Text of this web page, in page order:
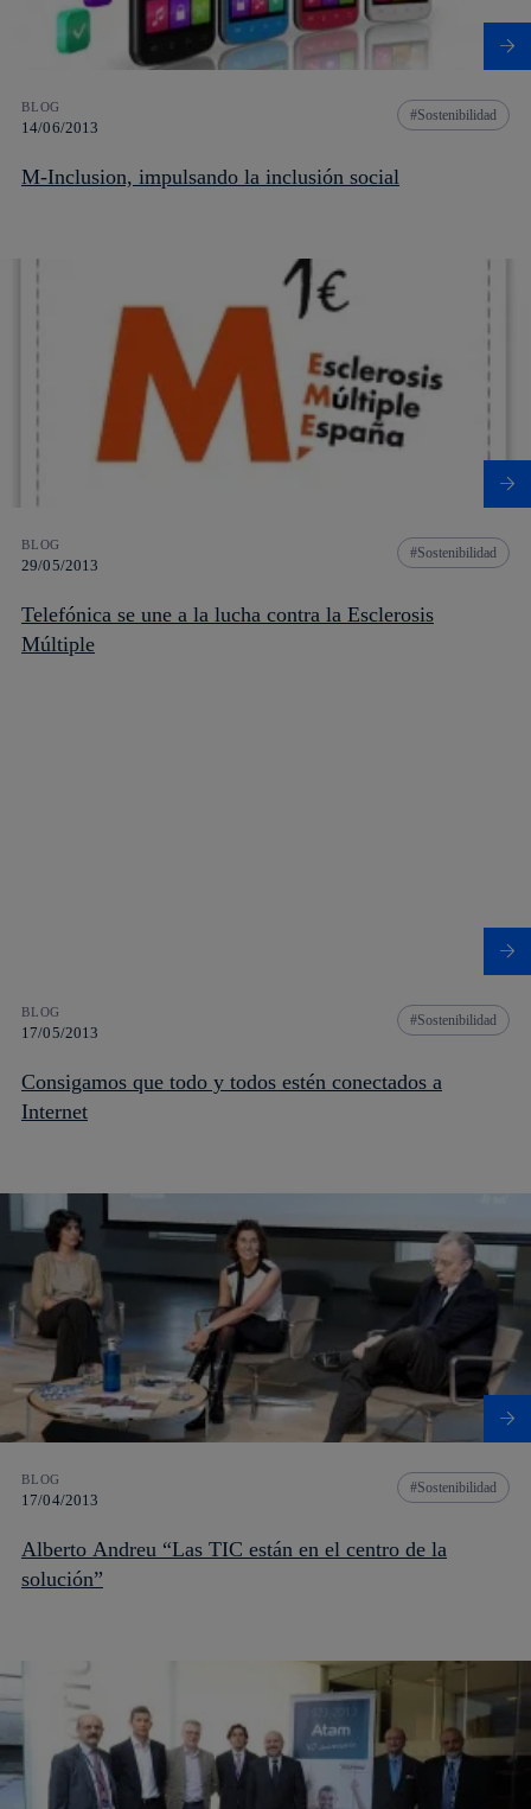
BLOG
14/06/2013
Sostenibilidad
M-Inclusion, impulsando la inclusión social
BLOG
29/05/2013
Sostenibilidad
Telefónica se une a la lucha contra la Esclerosis
Múltiple
BLOG
17/05/2013
Sostenibilidad
Consigamos que todo y todos estén conectados a
Internet
BLOG
17/04/2013
Sostenibilidad
Alberto Andreu “Las TIC están en el centro de la
solución”